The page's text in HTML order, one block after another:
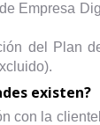
Empresa
del Plan
existen?
con la